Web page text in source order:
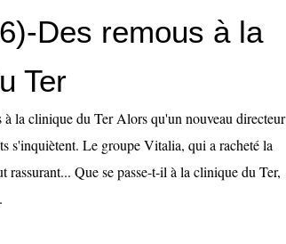
Des remous à la
Ter
la clinique du Ter Alors qu'un nouveau directeur
s'inquiètent. Le groupe Vitalia, qui a racheté la
rassurant... Que se passe-t-il à la clinique du Ter,